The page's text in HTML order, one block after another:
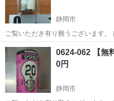
静岡市
ご覧いただき有り難うございます。 静岡市とジモティーが連携して運
営しています。 粗⼤ごみ等の減量
スしています。 ★★★★★ ご自宅にある不要品を是非ジモティースポ
ットへお持...
静岡 静岡市
0624-062 【無
0円
静岡市